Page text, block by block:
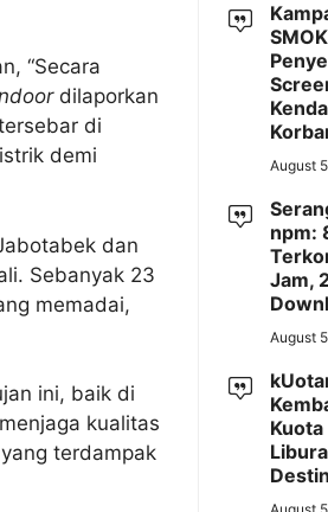
“Secara
dilaporkan
di
demi
dan
Sebanyak 23
memadai,
ini, baik di
kualitas
terdampak
August
npm:
Jam,
August